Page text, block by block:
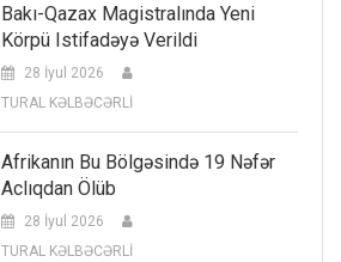
Bakı-Qazax Magistralında Yeni
Körpü Istifadəyə Verildi
28 İyul 2026
TURAL KƏLBƏCƏRLİ
Afrikanın Bu Bölgəsində 19 Nəfər
Aclıqdan Ölüb
28 İyul 2026
TURAL KƏLBƏCƏRLİ